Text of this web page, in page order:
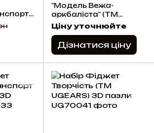
пазли
"Модель Вежа-
аркбаліста" (ТМ
UGEARS) 3D пазли
Ціну уточнюйте
Дізнатися ціну